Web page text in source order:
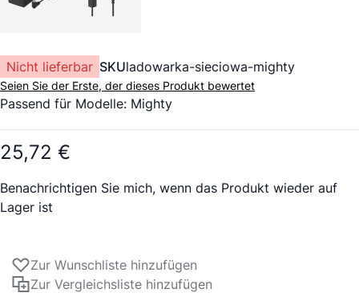
Nicht lieferbar SKUladowarka-sieciowa-mighty
Seien Sie der Erste, der dieses Produkt bewertet
Passend für Modelle: Mighty
25,72 €
Benachrichtigen Sie mich, wenn das Produkt wieder auf
Lager ist
Zur Wunschliste hinzufügen
Zur Vergleichsliste hinzufügen